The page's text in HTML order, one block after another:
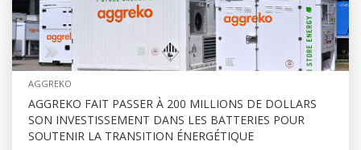
AGGREKO
AGGREKO FAIT PASSER À 200 MILLIONS DE DOLLARS
SON INVESTISSEMENT DANS LES BATTERIES POUR
SOUTENIR LA TRANSITION ÉNERGÉTIQUE